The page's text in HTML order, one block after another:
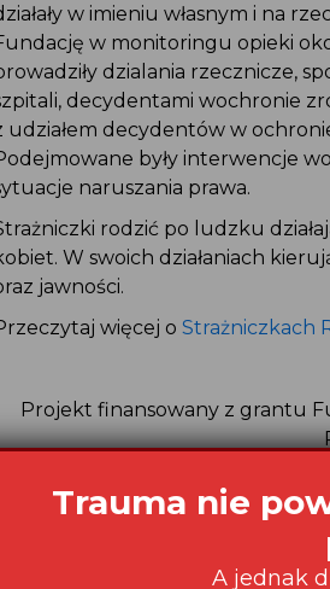
działały w imieniu własnym i na
Fundację w monitoringu opieki
prowadziły dzialania rzecznicze,
szpitali, decydentami wochronie
z udziałem decydentów w
Podejmowane były interwencje
sytuacje naruszania prawa.
Strażniczki rodzić po ludzku
kobiet. W swoich działaniach
oraz jawności.
Przeczytaj więcej oStrażniczkach
Projekt finansowany z grantu
Data publikacji: 7.01.2020